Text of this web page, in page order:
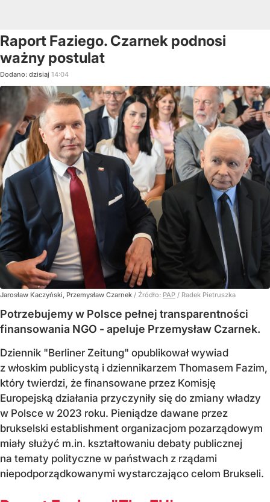
Raport Faziego. Czarnek podnosi
ważny postulat
Dodano: dzisiaj 14:04
Jarosław Kaczyński, Przemysław Czarnek / Źródło: PAP / Radek Pietruszka
Potrzebujemy w Polsce pełnej transparentności
finansowania NGO - apeluje Przemysław Czarnek.
Dziennik "Berliner Zeitung" opublikował wywiad
z włoskim publicystą i dziennikarzem Thomasem Fazim,
który twierdzi, że finansowane przez Komisję
Europejską działania przyczyniły się do zmiany władzy
w Polsce w 2023 roku. Pieniądze dawane przez
brukselski establishment organizacjom pozarządowym
miały służyć m.in. kształtowaniu debaty publicznej
na tematy polityczne w państwach z rządami
niepodporządkowanymi wystarczająco celom Brukseli.